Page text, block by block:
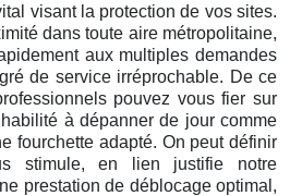
visant la protection de vos sites.
dans toute aire métropolitaine,
aux multiples demandes
de service irréprochable. De ce
pouvez vous fier sur
à dépanner de jour comme
fourchette adapté. On peut définir
stimule, en lien justifie notre
prestation de déblocage optimal,